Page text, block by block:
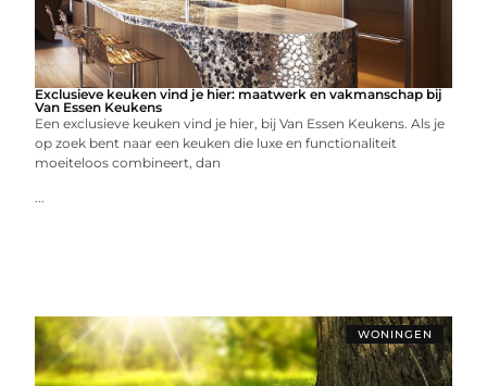
Exclusieve keuken vind je hier: maatwerk en vakmanschap bij
Van Essen Keukens
Een exclusieve keuken vind je hier, bij Van Essen Keukens. Als je
op zoek bent naar een keuken die luxe en functionaliteit
moeiteloos combineert, dan
...
WONINGEN